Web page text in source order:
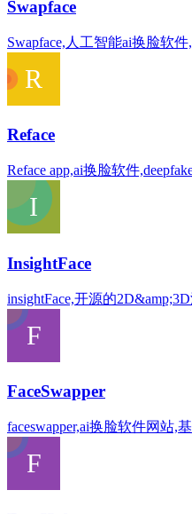
Swapface
Swapface,人工智能ai换脸软
Reface
Reface app,ai换脸软件
InsightFace
insightFace,开源的
FaceSwapper
faceswapper,ai换脸软件网站,